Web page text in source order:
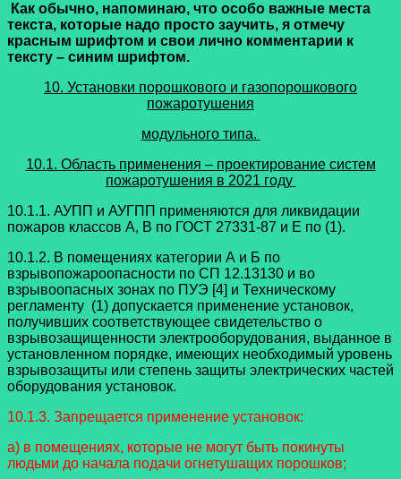
Как обычно, напоминаю, что особо важные места
текста, которые надо просто заучить, я отмечу
красным шрифтом и свои лично комментарии к
тексту – синим шрифтом.
10. Установки порошкового и газопорошкового
пожаротушения
модульного типа.
10.1. Область применения – проектирование систем
пожаротушения в 2021 году
10.1.1. АУПП и АУГПП применяются для ликвидации
пожаров классов A, B по ГОСТ 27331-87 и E по (1).
10.1.2. В помещениях категории А и Б по
взрывопожароопасности по СП 12.13130 и во
взрывоопасных зонах по ПУЭ [4] и Техническому
регламенту (1) допускается применение установок,
получивших соответствующее свидетельство о
взрывозащищенности электрооборудования, выданное в
установленном порядке, имеющих необходимый уровень
взрывозащиты или степень защиты электрических частей
оборудования установок.
10.1.3. Запрещается применение установок:
а) в помещениях, которые не могут быть покинуты
людьми до начала подачи огнетушащих порошков;